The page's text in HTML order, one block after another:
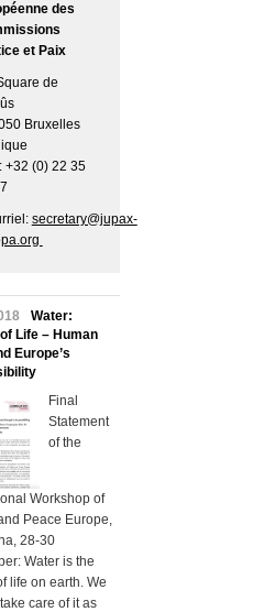
des
et Paix
de
Bruxelles
+32 (0) 22 35
secretary@jupax-
Water:
Life – Human
Europe’s
Final
Statement
of the
Workshop of
Peace Europe,
28-30
Water is the
life on earth. We
care of it as